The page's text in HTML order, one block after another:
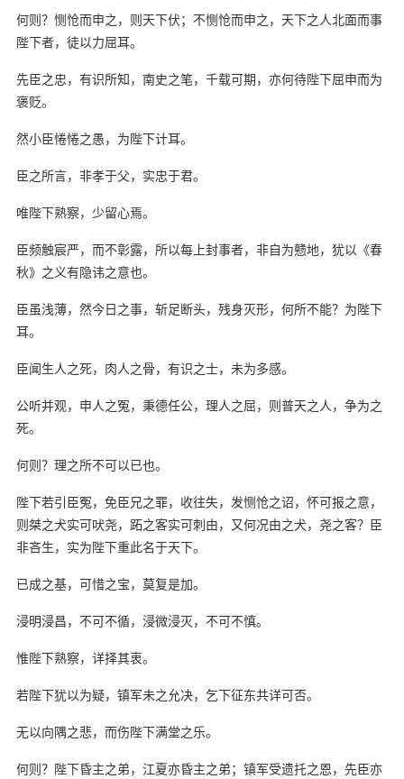
何则？恻怆而申之，则天下伏；不恻怆而申之，天下之人北面而事
陛下者，徒以力屈耳。
先臣之忠，有识所知，南史之笔，千载可期，亦何待陛下屈申而为
褒贬。
然小臣惓惓之愚，为陛下计耳。
臣之所言，非孝于父，实忠于君。
唯陛下熟察，少留心焉。
臣频触宸严，而不彰露，所以每上封事者，非自为戆地，犹以《春
秋》之义有隐讳之意也。
臣虽浅薄，然今日之事，斩足断头，残身灭形，何所不能？为陛下
耳。
臣闻生人之死，肉人之骨，有识之士，未为多感。
公听并观，申人之冤，秉德任公，理人之屈，则普天之人，争为之
死。
何则？理之所不可以已也。
陛下若引臣冤，免臣兄之罪，收往失，发恻怆之诏，怀可报之意，
则桀之犬实可吠尧，跖之客实可刺由，又何况由之犬，尧之客？臣
非吝生，实为陛下重此名于天下。
已成之基，可惜之宝，莫复是加。
浸明浸昌，不可不循，浸微浸灭，不可不慎。
惟陛下熟察，详择其衷。
若陛下犹以为疑，镇军未之允决，乞下征东共详可否。
无以向隅之悲，而伤陛下满堂之乐。
何则？陛下昏主之弟，江夏亦昏主之弟；镇军受遗托之恩，先臣亦